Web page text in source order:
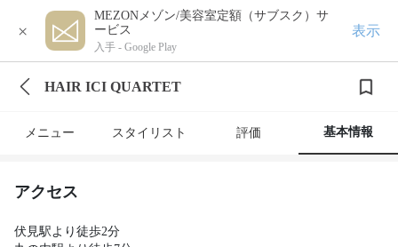
×
MEZONメゾン/美容室定額（サブスク）サ
ービス
入手 - Google Play
表示
HAIR ICI QUARTET
メニュー スタイリスト 評価 基本情報
アクセス
伏見駅より徒歩2分